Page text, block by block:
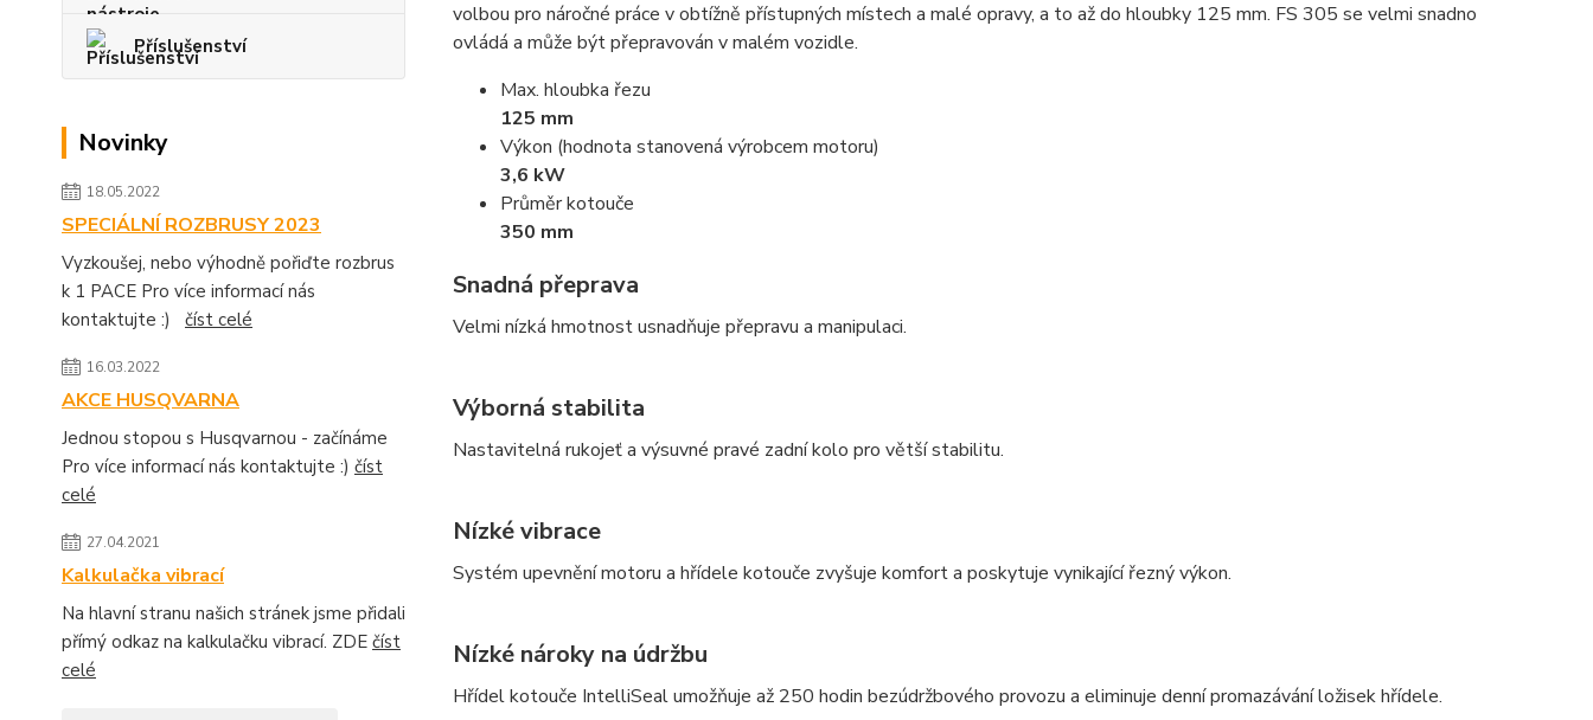
Příslušenství
Novinky
18.05.2022
SPECIÁLNÍ ROZBRUSY 2023
Vyzkoušej, nebo výhodně pořiďte rozbrus
k 1 PACE Pro více informací nás
kontaktujte :) číst celé
16.03.2022
AKCE HUSQVARNA
Jednou stopou s Husqvarnou - začínáme
Pro více informací nás kontaktujte :) číst
celé
27.04.2021
Kalkulačka vibrací
Na hlavní stranu našich stránek jsme přidali
přímý odkaz na kalkulačku vibrací. ZDE číst
celé
volbou pro náročné práce v obtížně přístupných místech a malé opravy, a to až do hloubky 125 mm. FS 305 se velmi snadno
ovládá a může být přepravován v malém vozidle.
Max. hloubka řezu
125 mm
Výkon (hodnota stanovená výrobcem motoru)
3,6 kW
Průměr kotouče
350 mm
Snadná přeprava
Velmi nízká hmotnost usnadňuje přepravu a manipulaci.
Výborná stabilita
Nastavitelná rukojeť a výsuvné pravé zadní kolo pro větší stabilitu.
Nízké vibrace
Systém upevnění motoru a hřídele kotouče zvyšuje komfort a poskytuje vynikající řezný výkon.
Nízké nároky na údržbu
Hřídel kotouče IntelliSeal umožňuje až 250 hodin bezúdržbového provozu a eliminuje denní promazávání ložisek hřídele.